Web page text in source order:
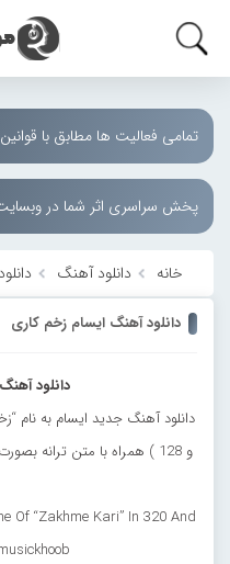
تمامی فعالیت ها مطابق با
پخش سراسری اثر شما در
خانه دانلود آهنگ
دانلود آهنگ ایسام زخم کاری
دانلود
و 128 ) همراه با متن ترانه
Of “Zakhme Kari” In 320 And